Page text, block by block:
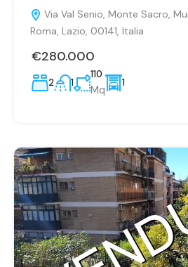
Via Val Senio, Monte Sacro,
Roma, Lazio, 00141, Italia
€280.000
2 1
110
Mq
1